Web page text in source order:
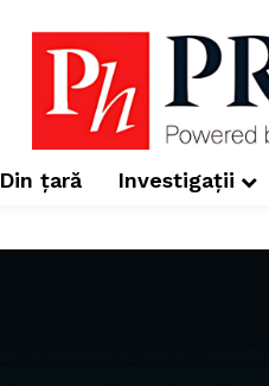
Din țară Investigații